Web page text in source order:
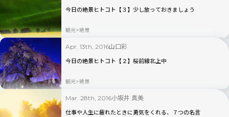
今日の絶景ヒトコト【３】少し放っておきましょう
観光 絶景
Apr. 13th, 2016山口彩
今日の絶景ヒトコト【２】桜前線北上中
観光 絶景
Mar. 28th, 2016小坂井 真美
仕事や人生に疲れたときに勇気をくれる、７つの名言